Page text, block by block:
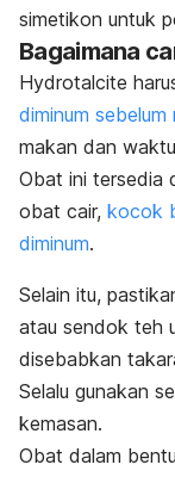
simetikon untuk
Bagaimana
Hydrotalcite
diminum sebelum
makan dan
Obat ini tersedia
obat cair, kocok
diminum.
Selain itu,
atau sendok teh
disebabkan
Selalu gunakan
kemasan.
Obat dalam